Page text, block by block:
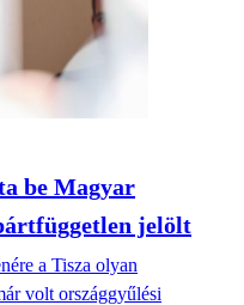
be Magyar
jelölt
a Tisza olyan
volt országgyűlési